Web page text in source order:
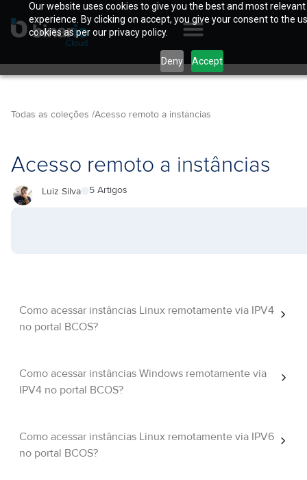
Our website uses cookies to give you the best and most relevant
experience. By clicking on accept, you give your consent to the
cookies as per our privacy policy.
Deny Accept
Todas as coleções /Acesso remoto a instâncias
Acesso remoto a instâncias
Luiz Silva 5 Artigos
Como acessar instâncias Linux remotamente via IPV4
no portal BCOS?
Como acessar instâncias Windows remotamente via
IPV4 no portal BCOS?
Como acessar instâncias Linux remotamente via IPV6
no portal BCOS?